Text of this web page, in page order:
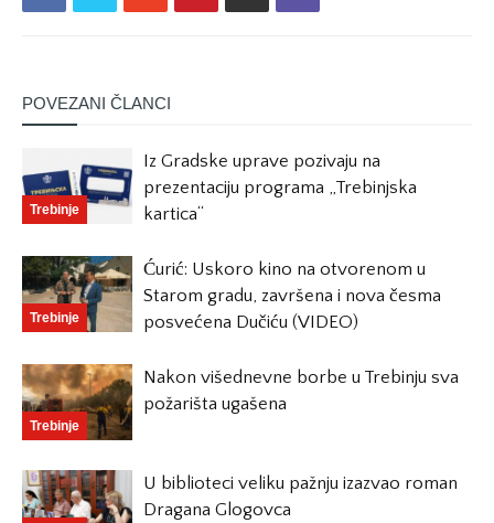
POVEZANI ČLANCI
Trebinje
Iz Gradske uprave pozivaju na
prezentaciju programa „Trebinjska
kartica“
Trebinje
Ćurić: Uskoro kino na otvorenom u
Starom gradu, završena i nova česma
posvećena Dučiću (VIDEO)
Trebinje
Nakon višednevne borbe u Trebinju sva
požarišta ugašena
U biblioteci veliku pažnju izazvao roman
Dragana Glogovca